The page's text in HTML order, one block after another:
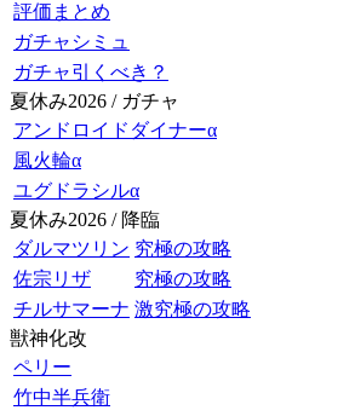
評価まとめ
ガチャシミュ
ガチャ引くべき？
夏休み2026 / ガチャ
アンドロイドダイナーα
風火輪α
ユグドラシルα
夏休み2026 / 降臨
ダルマツリン 究極の攻略
佐宗リザ
究極の攻略
チルサマーナ 激究極の攻略
獣神化改
ペリー
竹中半兵衛